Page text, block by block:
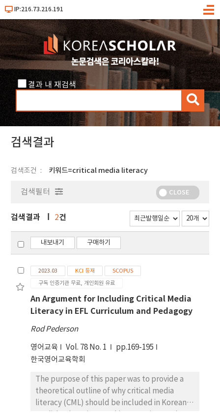
IP:216.73.216.191
메
결과 내 재검색
검
색
검색결과
검색조건 키워드=critical media literacy
검색필터 CLOSE
검색결과 2건
내보내기 구매하기
2023.03 KCI 등재
SCOPUS
구독 인증기관 무료, 개인회원 유료
An Argument for Including Critical Media
Literacy in EFL Curriculum and Pedagogy
Rod Pederson
영어교육 Vol. 78 No. 1
pp.169-195
한국영어교육학회
The purpose of this paper was to provide a
theoretical outline of why critical media
literacy (CML) should be included in Korean